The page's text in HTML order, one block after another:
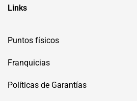
Links
Puntos físicos
Franquicias
Políticas de Garantías